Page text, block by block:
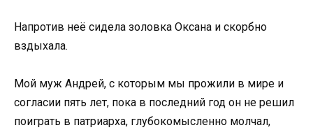
Напротив неё сидела золовка Оксана и скорбно
вздыхала.
Мой муж Андрей, с которым мы прожили в мире и
согласии пять лет, пока в последний год он не решил
поиграть в патриарха, глубокомысленно молчал,